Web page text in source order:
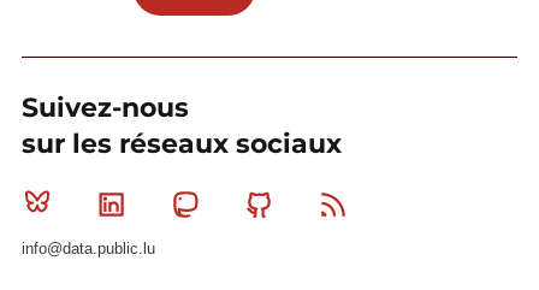
Suivez-nous
sur les réseaux sociaux
Bluesky Linkedin MastodonGithub
info@data.public.lu